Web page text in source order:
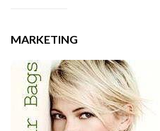
MARKETING